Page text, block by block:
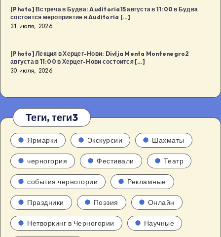
[Photo] Встреча в Будва: Auditoria15 августа в 11:00 в Будва
состоится мероприятие в Auditoria […]
31 июля, 2026
[Photo] Лекция в Херцег-Нови: Divlja Menta Montenegro2
августа в 11:00 в Херцег-Нови состоится […]
30 июля, 2026
Теги, теги3
Ярмарки Экскурсии Шахматы
черногория Фестивали Театр
события черногории Рекламные
Праздники Поэзия Онлайн
Нетворкинг в Черногории Научные